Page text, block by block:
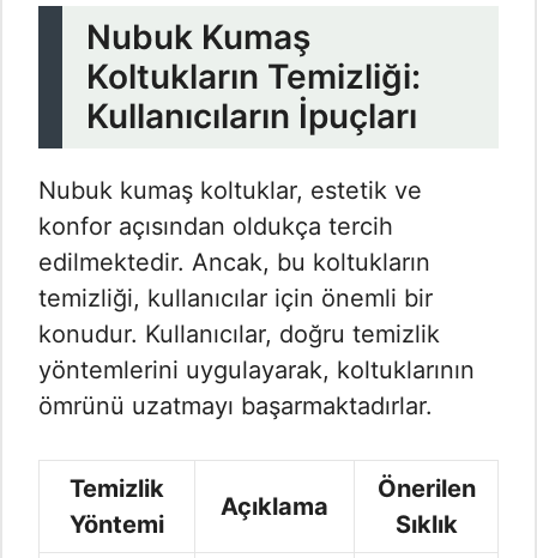
Nubuk Kumaş
Koltukların Temizliği:
Kullanıcıların İpuçları
Nubuk kumaş koltuklar, estetik ve
konfor açısından oldukça tercih
edilmektedir. Ancak, bu koltukların
temizliği, kullanıcılar için önemli bir
konudur. Kullanıcılar, doğru temizlik
yöntemlerini uygulayarak, koltuklarının
ömrünü uzatmayı başarmaktadırlar.
Temizlik
Yöntemi
Açıklama
Önerilen
Sıklık